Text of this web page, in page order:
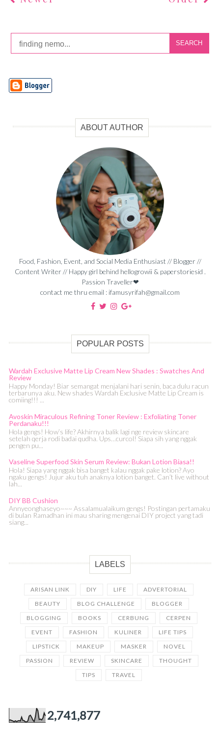
SEARCH
ABOUT AUTHOR
Food, Fashion, Event, and Social Media Enthusiast // Blogger //
Content Writer // Happy girl behind hellogrowii & paperstoriesid .
Passion Traveller❤
contact me thru email : ifamusyrifah@gmail.com
POPULAR POSTS
Wardah Exclusive Matte Lip Cream New Shades : Swatches And
Review
Happy Monday! Biar semangat menjalani hari senin, baca dulu racun
terbarunya aku. New shades Wardah Exclusive Matte Lip Cream is
comiing!!! ...
Avoskin Miraculous Refining Toner Review : Exfoliating Toner
Perdanaku!!!
Hola gengs! How’s life? Akhirnya balik lagi nge review skincare
setelah qerja rodi badai qudha. Ups…curcol! Siapa sih yang nggak
pengen pu...
Vaseline Superfood Skin Serum Review: Bukan Lotion Biasa!!
Hola! Siapa yang nggak bisa banget kalau nggak pake lotion? Ayo
ngaku gengs! Jujur aku tuh anaknya lotion banget. Can’t live without
lah...
DIY BB Cushion
Annyeonghaseyo~~~ Assalamualaikum gengs! Postingan pertamaku
di bulan Ramadhan ini mau sharing mengenai DIY project yang tadi
siang...
LABELS
ARISAN LINK DIY LIFE
ADVERTORIAL
BEAUTY
BLOG CHALLENGE
BLOGGER
BLOGGING
BOOKS CERBUNG
CERPEN
EVENT
FASHION KULINER
LIFE TIPS
LIPSTICK
MAKEUP MASKER
NOVEL
PASSION
REVIEW SKINCARE
THOUGHT
TIPS
TRAVEL
2,741,877